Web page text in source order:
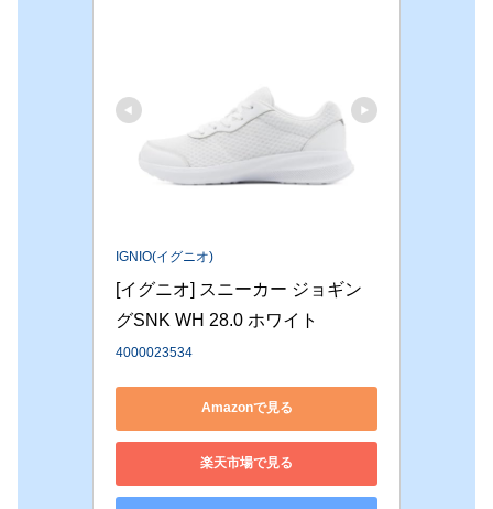
IGNIO(イグニオ)
[イグニオ] スニーカー ジョギン
グSNK WH 28.0 ホワイト
4000023534
Amazonで見る
楽天市場で見る